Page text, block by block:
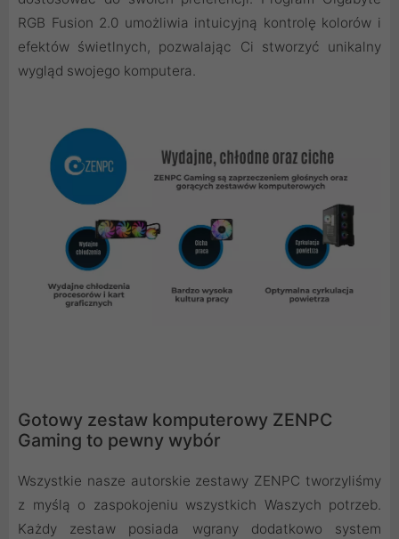
RGB Fusion 2.0 umożliwia intuicyjną kontrolę kolorów i
efektów świetlnych, pozwalając Ci stworzyć unikalny
wygląd swojego komputera.
Gotowy zestaw komputerowy ZENPC
Gaming to pewny wybór
Wszystkie nasze autorskie zestawy ZENPC tworzyliśmy
z myślą o zaspokojeniu wszystkich Waszych potrzeb.
Każdy zestaw posiada wgrany dodatkowo system